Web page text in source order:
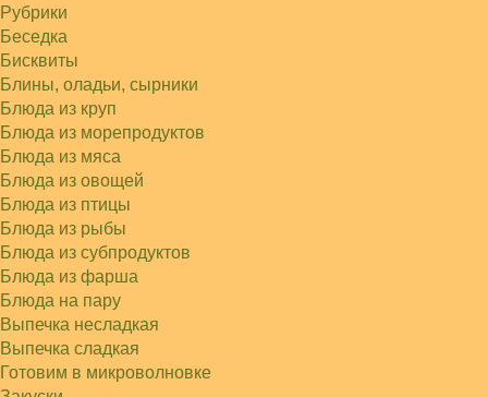
Рубрики
Беседка
Бисквиты
Блины, оладьи, сырники
Блюда из круп
Блюда из морепродуктов
Блюда из мяса
Блюда из овощей
Блюда из птицы
Блюда из рыбы
Блюда из субпродуктов
Блюда из фарша
Блюда на пару
Выпечка несладкая
Выпечка сладкая
Готовим в микроволновке